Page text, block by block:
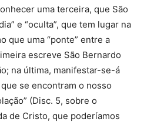
uma terceira, que São
e “oculta”, que tem lugar na
que uma “ponte” entre a
escreve São Bernardo
na última, manifestar-se-á
se encontram o nosso
(Disc. 5, sobre o
de Cristo, que poderíamos